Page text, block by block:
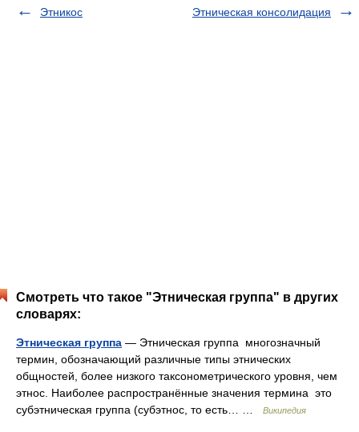
Этникос
Этническая консолидация
Смотреть что такое "Этническая группа" в других
словарях:
Этническая группа — Этническая группа многозначный
термин, обозначающий различные типы этнических
общностей, более низкого таксонометрического уровня, чем
этнос. Наиболее распространённые значения термина это
субэтническая группа (субэтнос, то есть… …
Википедия